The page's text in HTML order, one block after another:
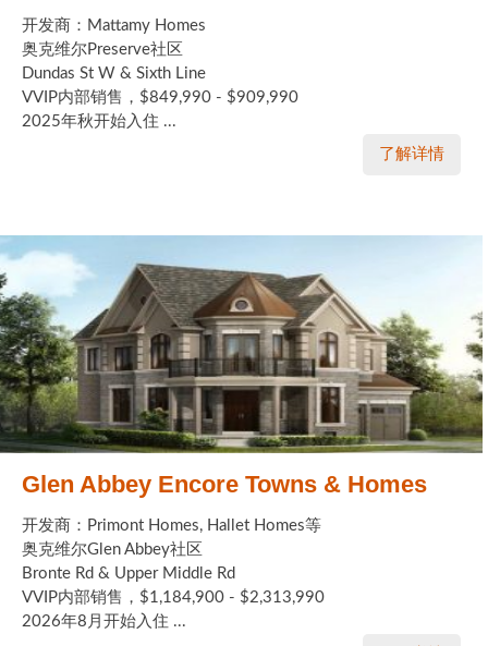
开发商：Mattamy Homes
奥克维尔Preserve社区
Dundas St W & Sixth Line
VVIP内部销售，$849,990 - $909,990
2025年秋开始入住 ...
了解详情
Glen Abbey Encore Towns & Homes
开发商：Primont Homes, Hallet Homes等
奥克维尔Glen Abbey社区
Bronte Rd & Upper Middle Rd
VVIP内部销售，$1,184,900 - $2,313,990
2026年8月开始入住 ...